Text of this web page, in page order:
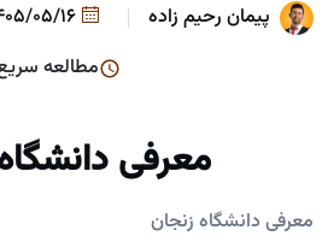
پیمان رحیم زاده
مطالعه
معرفی
معرفی دانشگاه زنجان